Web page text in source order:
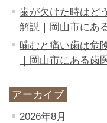
歯が欠けた時はど
解説｜岡山市にあ
噛むと痛い歯は危
｜岡山市にある歯
アーカイブ
2026年8月